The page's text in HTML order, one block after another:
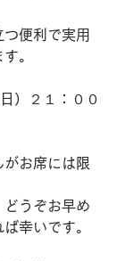
便利で実用
。
）２１：００
がお席には限
どうぞお早め
幸いです。